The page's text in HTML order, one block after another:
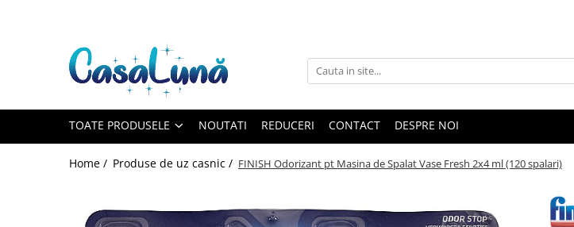
Toate Produsele
Gamma D'ORO
Gamma D'ORO Odorizant Cu
TOATE PRODUSELE NOUTATI REDUCERI CONTACT DESPRE NOI
Home / Produse de uz casnic / FINISH Odorizant pt Masina de Spalat Vase Fresh 2x4 ml (120 spalari)